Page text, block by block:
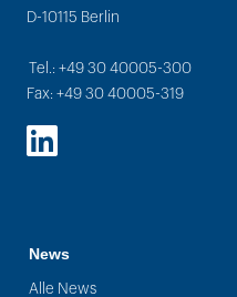
D-10115 Berlin
Tel.: +49 30 40005-300
Fax: +49 30 40005-319
LinkedIn
News
Alle News